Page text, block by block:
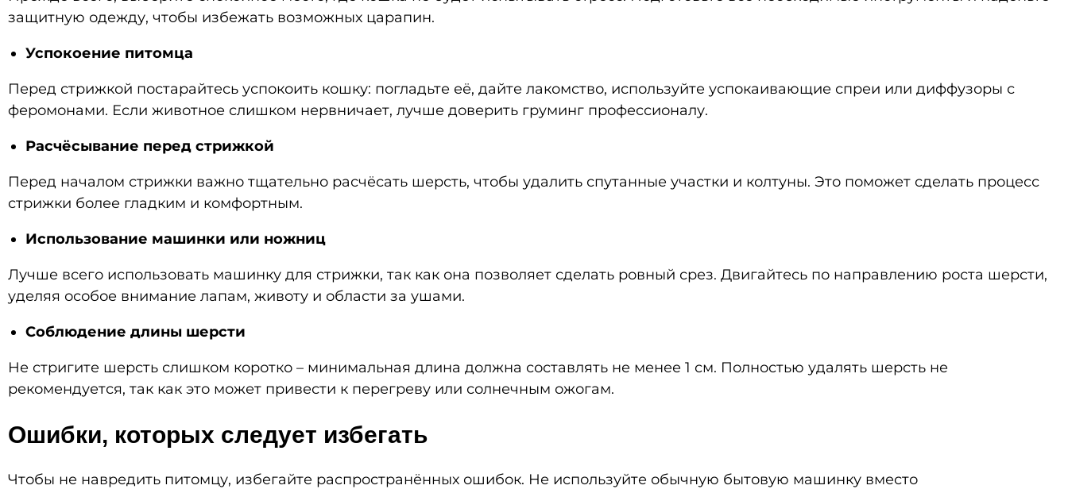
защитную одежду, чтобы избежать возможных царапин.
Успокоение питомца
Перед стрижкой постарайтесь успокоить кошку: погладьте её, дайте лакомство, используйте успокаивающие спреи или диффузоры с
феромонами. Если животное слишком нервничает, лучше доверить груминг профессионалу.
Расчёсывание перед стрижкой
Перед началом стрижки важно тщательно расчёсать шерсть, чтобы удалить спутанные участки и колтуны. Это поможет сделать процесс
стрижки более гладким и комфортным.
Использование машинки или ножниц
Лучше всего использовать машинку для стрижки, так как она позволяет сделать ровный срез. Двигайтесь по направлению роста шерсти,
уделяя особое внимание лапам, животу и области за ушами.
Соблюдение длины шерсти
Не стригите шерсть слишком коротко – минимальная длина должна составлять не менее 1 см. Полностью удалять шерсть не
рекомендуется, так как это может привести к перегреву или солнечным ожогам.
Ошибки, которых следует избегать
Чтобы не навредить питомцу, избегайте распространённых ошибок. Не используйте обычную бытовую машинку вместо